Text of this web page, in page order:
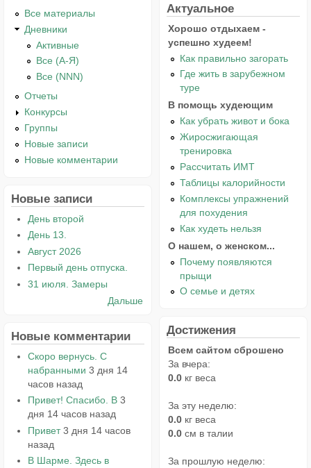
Все материалы
Дневники
Активные
Все (А-Я)
Все (NNN)
Отчеты
Конкурсы
Группы
Новые записи
Новые комментарии
Новые записи
День второй
День 13.
Август 2026
Первый день отпуска.
31 июля. Замеры
Дальше
Новые комментарии
Скоро вернусь. С
набранными 3 дня 14
часов назад
Привет! Спасибо. В 3
дня 14 часов назад
Привет 3 дня 14 часов
назад
В Шарме. Здесь в
Актуальное
Хорошо отдыхаем -
успешно худеем!
Как правильно загорать
Где жить в зарубежном
туре
В помощь худеющим
Как убрать живот и бока
Жиросжигающая
тренировка
Рассчитать ИМТ
Таблицы калорийности
Комплексы упражнений
для похудения
Как худеть нельзя
О нашем, о женском...
Почему появляются
прыщи
О семье и детях
Достижения
Всем сайтом сброшено
За вчера:
0.0 кг веса
За эту неделю:
0.0 кг веса
0.0 см в талии
За прошлую неделю: